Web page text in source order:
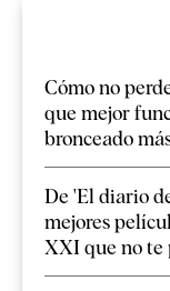
Cómo no
que mejor
bronceado
De 'El diario
mejores
XXI que no te